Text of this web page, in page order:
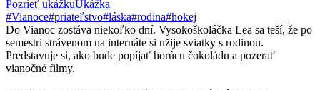
Pozrieť ukážkuUkážka
#Vianoce#priateľstvo#láska#rodina#hokej
Do Vianoc zostáva niekoľko dní. Vysokoškoláčka Lea sa teší, že po
semestri strávenom na internáte si užije sviatky s rodinou.
Predstavuje si, ako bude popíjať horúcu čokoládu a pozerať
vianočné filmy.